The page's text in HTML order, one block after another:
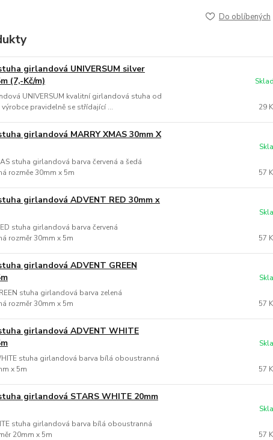
Do oblíbených
girlandová UNIVERSUM silver
(7,-Kč/m)
UNIVERSUM kvalitní girlandová stuha od
výrobce pravidelně se střídající ...
29
girlandová MARRY XMAS 30mm X
stuha girlandová barva červená a šedá
rozměe 30mm x 5m
57
girlandová ADVENT RED 30mm x
stuha girlandová barva červená
rozměr 30mm x 5m
57
girlandová ADVENT GREEN
stuha girlandová barva zelená
rozměr 30mm x 5m
57
girlandová ADVENT WHITE
stuha girlandová barva bílá oboustranná
x 5m
57
girlandová STARS WHITE 20mm
stuha girlandová barva bílá oboustranná
20mm x 5m
57